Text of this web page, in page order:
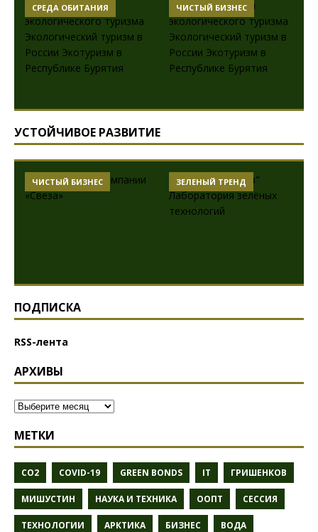
СРЕДА ОБИТАНИЯ ЧИСТЫЙ БИЗНЕС
УСТОЙЧИВОЕ РАЗВИТИЕ
ЧИСТЫЙ БИЗНЕС ЗЕЛЕНЫЙ ТРЕНД
ПОДПИСКА
RSS-лента
АРХИВЫ
МЕТКИ
CO2 COVID-19 GREEN BONDS IT ГРИШЕНКОВ
МИШУСТИН НАУКА И ТЕХНИКА ООПТ СЕССИЯ
ТЕХНОЛОГИИ АРКТИКА БИЗНЕС ВОДА